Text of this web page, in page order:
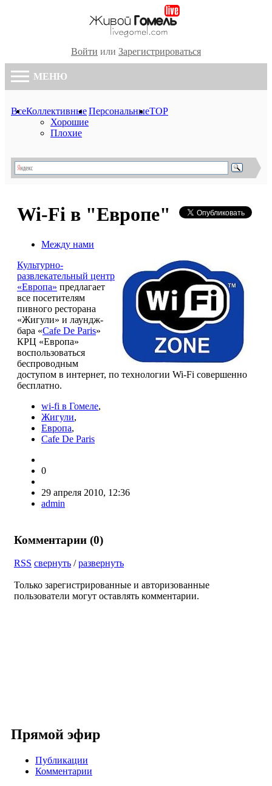
Войти или Зарегистрироваться
МЕНЮ
ВсеКоллективные
Хорошие
Плохие
ПерсональныеTOP
Wi-Fi в "Европе"
Между нами
Культурно-
развлекательный центр
«Европа» предлагает
все посетителям
пивного ресторана
«Жигули» и лаундж-
бара «Cafe De Paris»
КРЦ «Европа»
воспользоваться
беспроводным
доступом в интернет, по технологии Wi-Fi совершенно
бесплатно.
wi-fi в Гомеле,
Жигули,
Европа,
Cafe De Paris
0
29 апреля 2010, 12:36
admin
Комментарии (0)
RSS свернуть /развернуть
Только зарегистрированные и авторизованные
пользователи могут оставлять комментарии.
Прямой эфир
Публикации
Комментарии